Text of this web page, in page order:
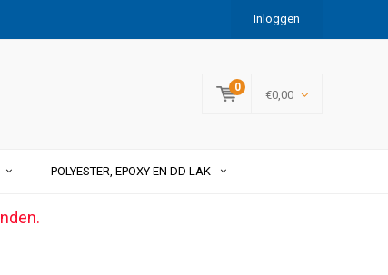
Inloggen
0
€0,00
POLYESTER, EPOXY EN DD LAK